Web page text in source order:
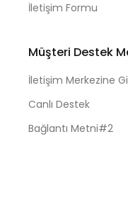
İletişim Formu
Müşteri Destek
İletişim Merkezine
Canlı Destek
Bağlantı Metni#2